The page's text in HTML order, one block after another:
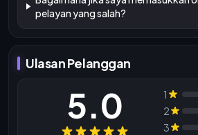
pelayan yang salah?
Ulasan Pelanggan
5.0 1
2
3